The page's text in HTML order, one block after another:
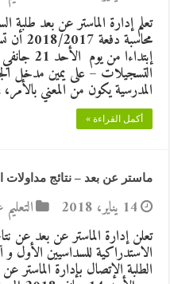
تعلم إدارة الماستر عن بعد
التسجيلات – على يمين مدخل
المدرسية يكون من المعني
أكمل القراءة »
ماستر عن بعد – نتائج مداولات
14 يناير، 2018
تعلن إدارة الماستر عن بعد عن
الاستدراكية للسداسيين
الطلبة الإتصال بإدارة الماستر